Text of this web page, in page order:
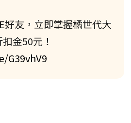
好友，立即掌握橘世代大
金50元！
G39vhV9